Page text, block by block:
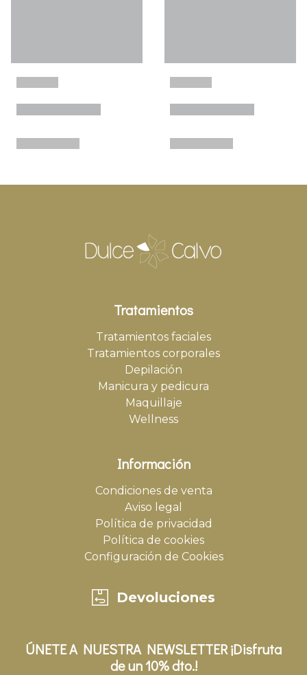
Tratamientos
Tratamientos faciales
Tratamientos corporales
Depilación
Manicura y pedicura
Maquillaje
Wellness
Información
Condiciones de venta
Aviso legal
Política de privacidad
Política de cookies
Configuración de Cookies
Devoluciones
ÚNETE A NUESTRA NEWSLETTER ¡Disfruta
de un 10% dto.!